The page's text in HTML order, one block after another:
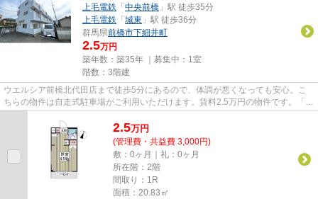
上毛電鉄 「 中央前橋 」駅 徒歩35分
上毛電鉄 「 城東 」駅 徒歩36分
群馬県前橋市下細井町
2.5万円
築年数：築35年 ｜募集中： 1室
階数：3階建
ウエルシア前橋北代田店まで徒歩5分にあるので、体調が悪くなっても安心。こ
ちらの物件は自走式駐車場がご利用いただけます。賃料2.5万円の物件です。「フ
2.5万円
(管理費・共益費 3,000円)
敷：0ヶ月｜礼：0ヶ月
所在階：2階
間取り：1R
面積：20.83㎡